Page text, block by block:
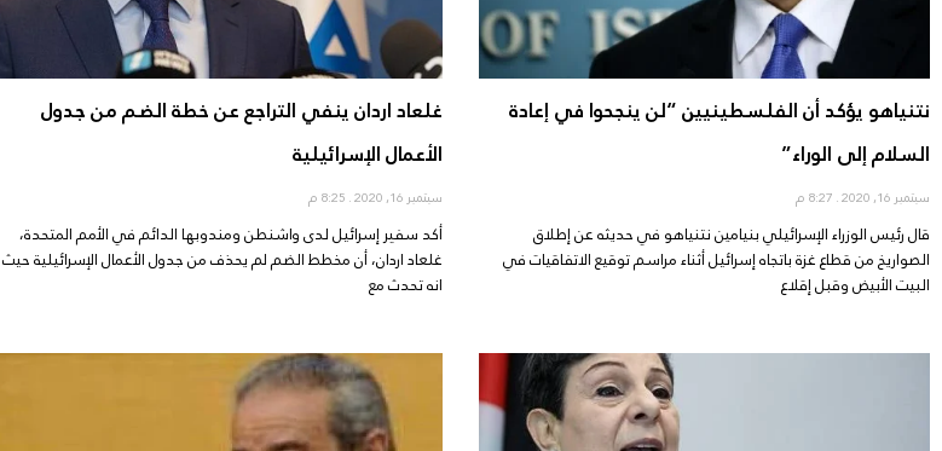
نتنياهو يؤكد أن الفلسطينيين “لن ينجحوا في إعادة
السلام إلى الوراء”
سبتمبر 16, 2020
قال رئيس الوزراء الإسرائيلي بنيامين نتنياهو في حديثه عن إطلاق
الصواريخ من قطاع غزة باتجاه إسرائيل أثناء مراسم توقيع الاتفاقيات في
البيت الأبيض وقبل إقلاع
غلعاد اردان ينفي التراجع عن خطة الضم من جدول
الأعمال الإسرائيلية
سبتمبر 16, 2020
أكد سفير إسرائيل لدى واشنطن ومندوبها الدائم في الأمم المتحدة،
غلعاد اردان، أن مخطط الضم لم يحذف من جدول الأعمال الإسرائيلية حيث
انه تحدث مع